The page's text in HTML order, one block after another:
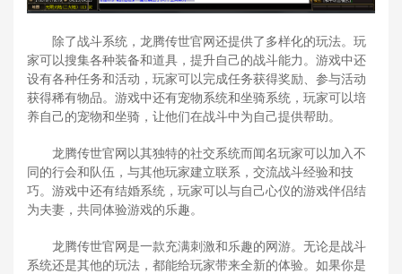
除了战斗系统，龙腾传世官网还提供了多样化的玩法。玩
家可以搜集各种装备和道具，提升自己的战斗能力。游戏中还
设有各种任务和活动，玩家可以完成任务获得奖励、参与活动
获得稀有物品。游戏中还有宠物系统和坐骑系统，玩家可以培
养自己的宠物和坐骑，让他们在战斗中为自己提供帮助。
龙腾传世官网以其独特的社交系统而闻名玩家可以加入不
同的行会和队伍，与其他玩家建立联系，交流战斗经验和技
巧。游戏中还有结婚系统，玩家可以与自己心仪的游戏伴侣结
为夫妻，共同体验游戏的乐趣。
龙腾传世官网是一款充满刺激和乐趣的网游。无论是战斗
系统还是其他的玩法，都能给玩家带来全新的体验。如果你是